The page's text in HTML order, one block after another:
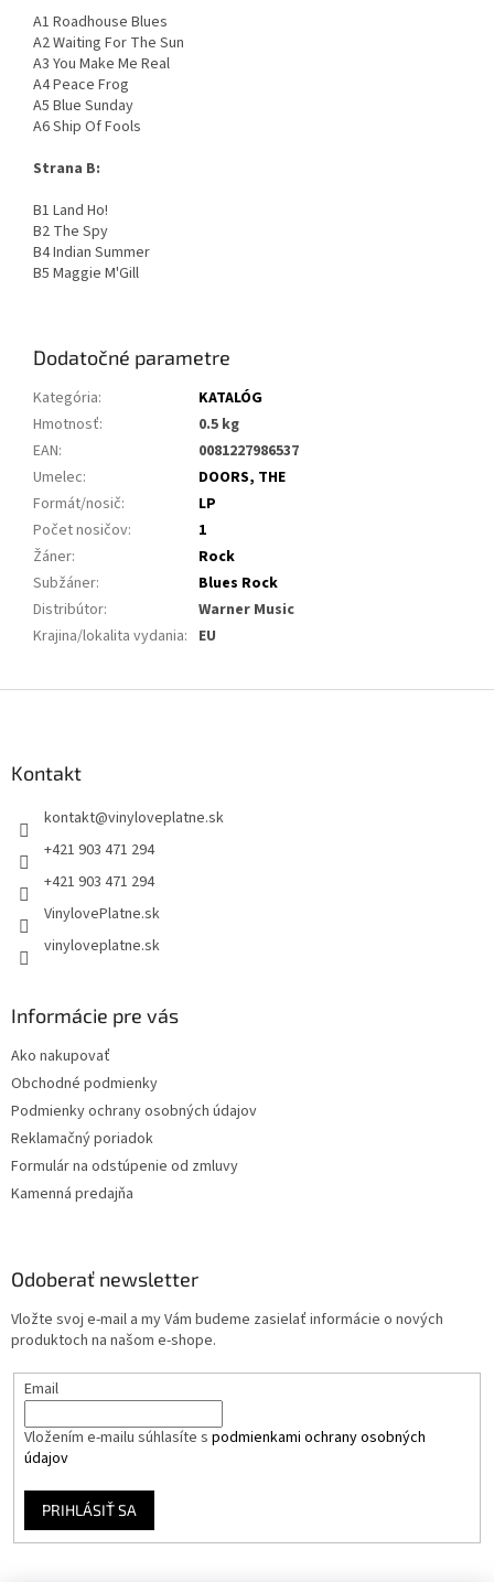
A1 Roadhouse Blues
A2 Waiting For The Sun
A3 You Make Me Real
A4 Peace Frog
A5 Blue Sunday
A6 Ship Of Fools
Strana B:
B1 Land Ho!
B2 The Spy
B4 Indian Summer
B5 Maggie M'Gill
Dodatočné parametre
Kategória:
KATALÓG
Hmotnosť:
0.5 kg
EAN:
0081227986537
Umelec:
DOORS, THE
Formát/nosič:
LP
Počet nosičov:
1
Žáner:
Rock
Subžáner:
Blues Rock
Distribútor:
Warner Music
Krajina/lokalita vydania: EU
Kontakt
kontakt@vinyloveplatne.sk
+421 903 471 294
+421 903 471 294
VinylovePlatne.sk
vinyloveplatne.sk
Informácie pre vás
Ako nakupovať
Obchodné podmienky
Podmienky ochrany osobných údajov
Reklamačný poriadok
Formulár na odstúpenie od zmluvy
Kamenná predajňa
Odoberať newsletter
Vložte svoj e-mail a my Vám budeme zasielať informácie o nových
produktoch na našom e-shope.
Email
Vložením e-mailu súhlasíte s podmienkami ochrany osobných
údajov
PRIHLÁSIŤ SA